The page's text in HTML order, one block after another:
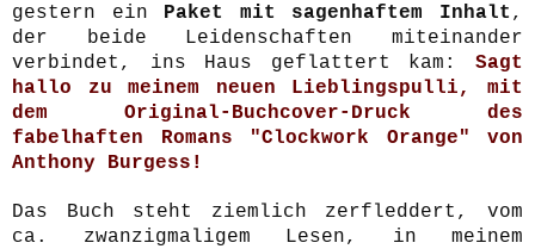
gestern ein Paket mit sagenhaftem Inhalt ,
der beide Leidenschaften miteinander
verbindet, ins Haus geflattert kam: Sagt
hallo zu meinem neuen Lieblingspulli, mit
dem Original-Buchcover-Druck des
fabelhaften Romans "Clockwork Orange" von
Anthony Burgess!
Das Buch steht ziemlich zerfleddert, vom
ca. zwanzigmaligem Lesen, in meinem